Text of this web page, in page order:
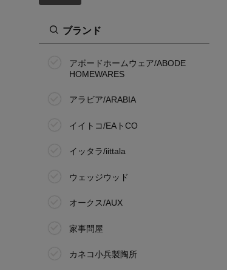
ブランド
アボードホームウェア/ABODE
HOMEWARES
アラビア/ARABIA
イイトコ/EAトCO
イッタラ/iittala
ウェッジウッド
オークス/AUX
家事問屋
カネコ小兵製陶所